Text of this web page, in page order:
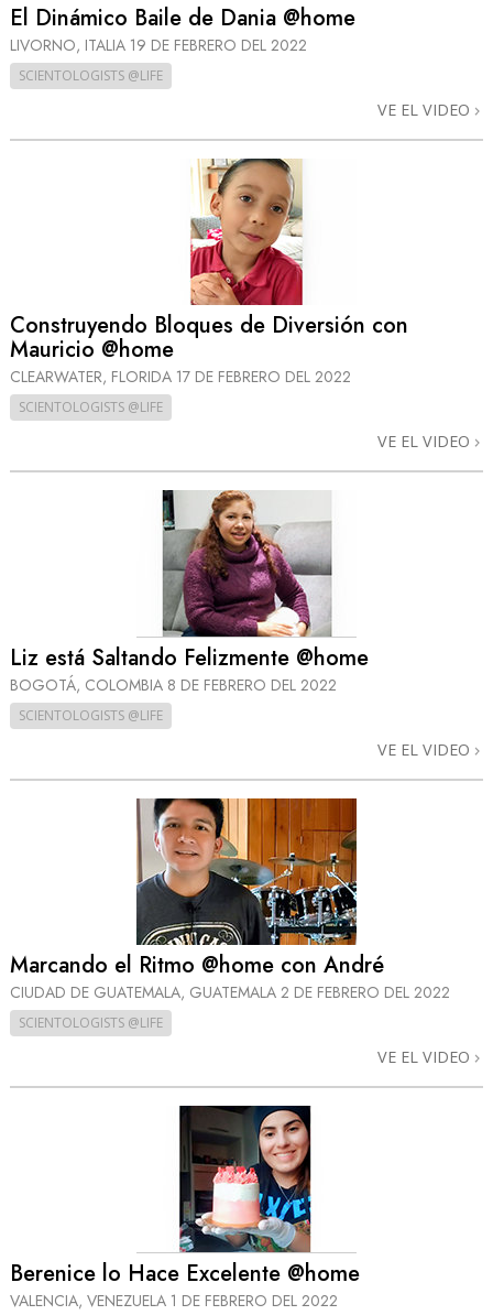
El Dinámico Baile de Dania @home
LIVORNO, ITALIA 19 DE FEBRERO DEL 2022
SCIENTOLOGISTS @LIFE
VE EL VIDEO
Construyendo Bloques de Diversión con
Mauricio @home
CLEARWATER, FLORIDA 17 DE FEBRERO DEL 2022
SCIENTOLOGISTS @LIFE
VE EL VIDEO
Liz está Saltando Felizmente @home
BOGOTÁ, COLOMBIA 8 DE FEBRERO DEL 2022
SCIENTOLOGISTS @LIFE
VE EL VIDEO
Marcando el Ritmo @home con André
CIUDAD DE GUATEMALA, GUATEMALA 2 DE FEBRERO DEL 2022
SCIENTOLOGISTS @LIFE
VE EL VIDEO
Berenice lo Hace Excelente @home
VALENCIA, VENEZUELA 1 DE FEBRERO DEL 2022